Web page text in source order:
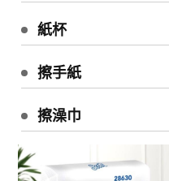
紙杯
擦手紙
擦澡巾